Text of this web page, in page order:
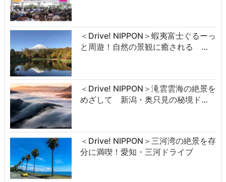
＜Drive! NIPPON＞蝦夷富士ぐるーっ
と周遊！自然の景観に癒される …
＜Drive! NIPPON＞滝雲雲海の絶景を
めざして 新潟・奥只見の秘境ド…
＜Drive! NIPPON＞三河湾の絶景を存
分に満喫！愛知・三河ドライブ